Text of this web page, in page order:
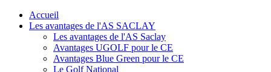
Accueil
Les avantages de l'AS SACLAY
Les avantages de l'AS Saclay
Avantages UGOLF pour le CE
Avantages Blue Green pour le CE
Le Golf National